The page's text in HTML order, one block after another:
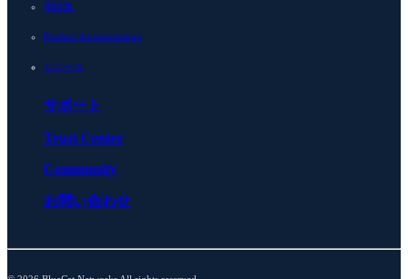
用語集
Product documentation
リソース
サポート
Trust Center
Community
お問い合わせ